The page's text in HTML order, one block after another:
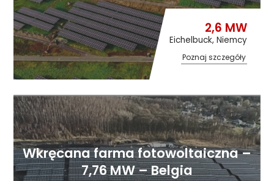
2,6 MW
Eichelbuck, Niemcy
Poznaj szczegóły
Wkręcana farma fotowoltaiczna –
7,76 MW – Belgia